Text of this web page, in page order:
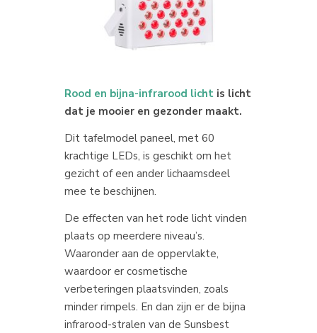
Rood en bijna-infrarood licht is licht
dat je mooier en gezonder maakt.
Dit tafelmodel paneel, met 60
krachtige LEDs, is geschikt om het
gezicht of een ander lichaamsdeel
mee te beschijnen.
De effecten van het rode licht vinden
plaats op meerdere niveau’s.
Waaronder aan de oppervlakte,
waardoor er cosmetische
verbeteringen plaatsvinden, zoals
minder rimpels. En dan zijn er de bijna
infrarood-stralen van de Sunsbest